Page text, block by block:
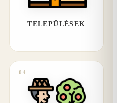
TELEPÜLÉSEK
04